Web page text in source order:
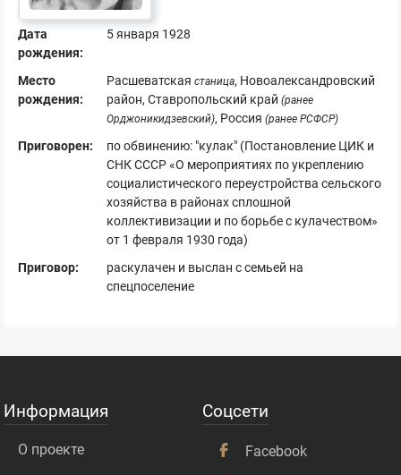
Дата
рождения:
5 января 1928
Место
рождения:
Расшеватская станица, Новоалександровский
район, Ставропольский край (ранее
Орджоникидзевский), Россия (ранее РСФСР)
Приговорен:
по обвинению: "кулак" (Постановление ЦИК и
СНК СССР «О мероприятиях по укреплению
социалистического переустройства сельского
хозяйства в районах сплошной
коллективизации и по борьбе с кулачеством»
от 1 февраля 1930 года)
Приговор:
раскулачен и выслан с семьей на
спецпоселение
Информация
О проекте
Соцсети
Facebook